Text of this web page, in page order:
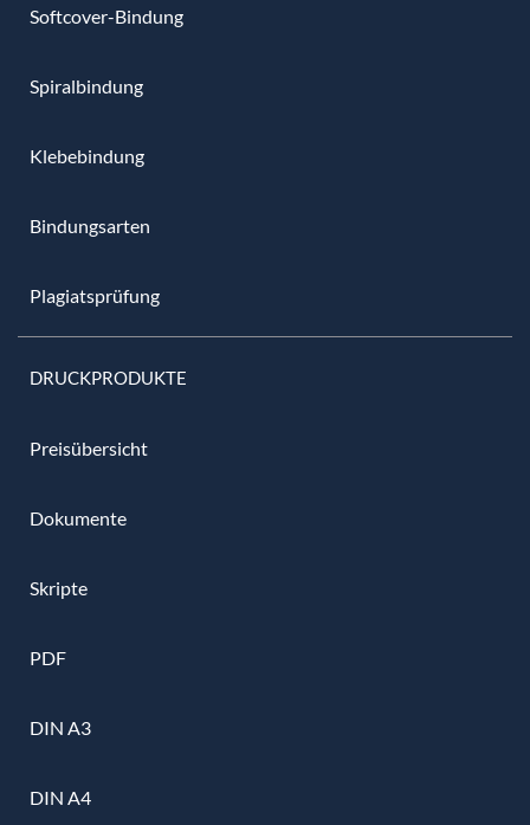
Softcover-Bindung
Spiralbindung
Klebebindung
Bindungsarten
Plagiatsprüfung
DRUCKPRODUKTE
Preisübersicht
Dokumente
Skripte
PDF
DIN A3
DIN A4